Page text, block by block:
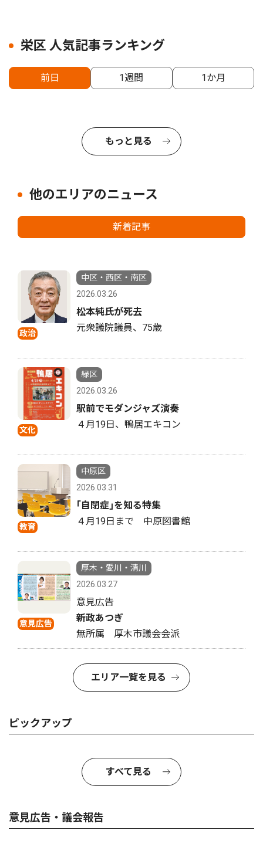
栄区 人気記事ランキング
前日 1週間 1か月
もっと見る
他のエリアのニュース
新着記事
政治
中区・西区・南区
2026.03.26
松本純氏が死去
元衆議院議員、75歳
文化
緑区
2026.03.26
駅前でモダンジャズ演奏
４月19日、鴨居エキコン
教育
中原区
2026.03.31
｢自閉症｣を知る特集
４月19日まで 中原図書館
意見広告
厚木・愛川・清川
2026.03.27
意見広告
新政あつぎ
無所属 厚木市議会会派
エリア一覧を見る
ピックアップ
すべて見る
意見広告・議会報告